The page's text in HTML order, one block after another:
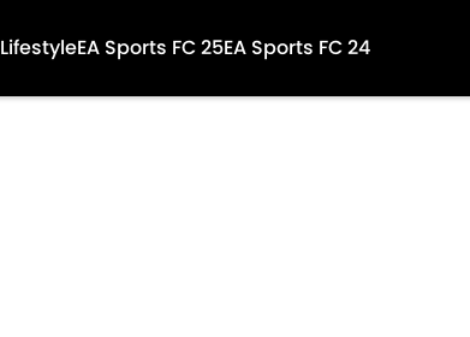
LifestyleEA Sports FC 25EA Sports FC 24